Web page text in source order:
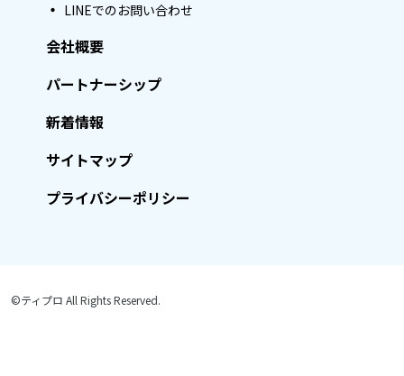
LINEでのお問い合わせ
会社概要
パートナーシップ
新着情報
サイトマップ
プライバシーポリシー
©ティプロ All Rights Reserved.